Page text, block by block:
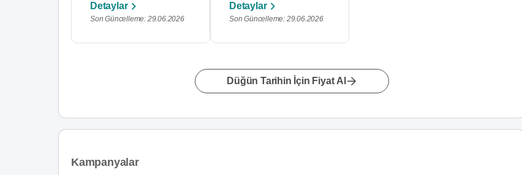
Detaylar
Son Güncelleme: 29.06.2026
Detaylar
Son Güncelleme: 29.06.2026
Düğün Tarihin İçin Fiyat Al
Kampanyalar